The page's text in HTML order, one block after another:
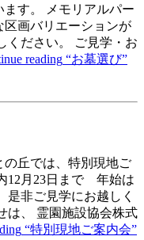
す。 メモリアルパー
区画バリエーションが
ください。 ご見学・お
reading “お墓選び”
の丘では、特別現地ご
12月23日まで 年始は
是非ご見学にお越しく
は、 霊園施設協会株式
“特別現地ご案内会”